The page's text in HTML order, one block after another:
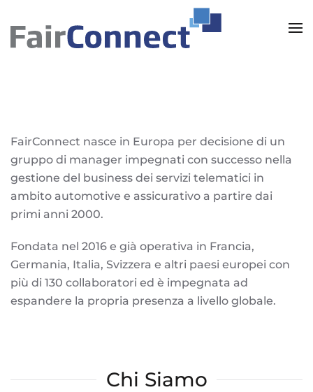
Skip to main content
FairConnect nasce in Europa per decisione di un
gruppo di manager impegnati con successo nella
gestione del business dei servizi telematici in
ambito automotive e assicurativo a partire dai
primi anni 2000.
Fondata nel 2016 e già operativa in Francia,
Germania, Italia, Svizzera e altri paesi europei con
più di 130 collaboratori ed è impegnata ad
espandere la propria presenza a livello globale.
Chi Siamo